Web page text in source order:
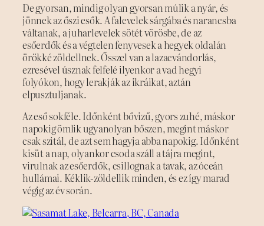
De gyorsan, mindig olyan gyorsan múlik a nyár, és
jönnek az őszi esők. A falevelek sárgába és narancsba
váltanak, a juharlevelek sötét vörösbe, de az
esőerdők és a végtelen fenyvesek a hegyek oldalán
örökké zöldellnek. Ősszel van a lazacvándorlás,
ezresével úsznak felfelé ilyenkor a vad hegyi
folyókon, hogy lerakják az ikráikat, aztán
elpusztuljanak.
Az eső sokféle. Időnként bővizű, gyors zuhé, máskor
napokig ömlik ugyanolyan bőszen, megint máskor
csak szitál, de azt sem hagyja abba napokig. Időnként
kisüt a nap, olyankor csoda száll a tájra megint,
virulnak az esőerdők, csillognak a tavak, az óceán
hullámai. Kéklik-zöldellik minden, és ez így marad
végig az év során.